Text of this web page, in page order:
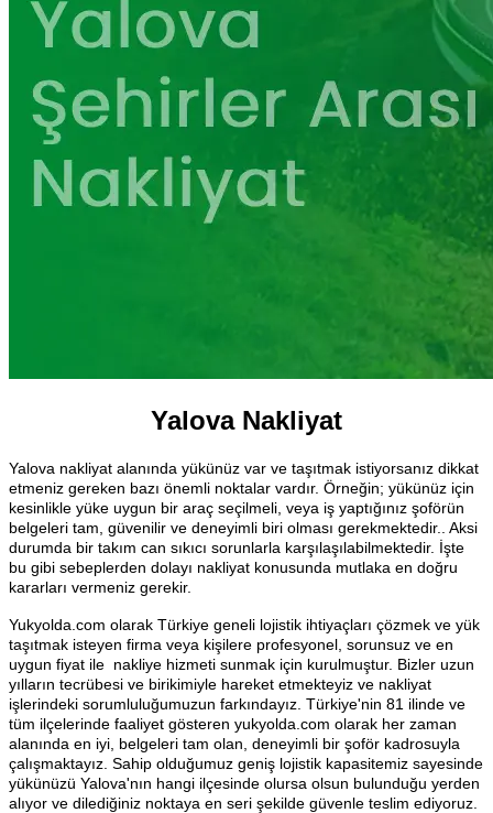
Yalova Nakliyat
Yalova nakliyat alanında yükünüz var ve taşıtmak istiyorsanız dikkat
etmeniz gereken bazı önemli noktalar vardır. Örneğin; yükünüz için
kesinlikle yüke uygun bir araç seçilmeli, veya iş yaptığınız şoförün
belgeleri tam, güvenilir ve deneyimli biri olması gerekmektedir.. Aksi
durumda bir takım can sıkıcı sorunlarla karşılaşılabilmektedir. İşte
bu gibi sebeplerden dolayı nakliyat konusunda mutlaka en doğru
kararları vermeniz gerekir.
Yukyolda.com olarak Türkiye geneli lojistik ihtiyaçları çözmek ve yük
taşıtmak isteyen firma veya kişilere profesyonel, sorunsuz ve en
uygun fiyat ile nakliye hizmeti sunmak için kurulmuştur. Bizler uzun
yılların tecrübesi ve birikimiyle hareket etmekteyiz ve nakliyat
işlerindeki sorumluluğumuzun farkındayız. Türkiye'nin 81 ilinde ve
tüm ilçelerinde faaliyet gösteren yukyolda.com olarak her zaman
alanında en iyi, belgeleri tam olan, deneyimli bir şoför kadrosuyla
çalışmaktayız. Sahip olduğumuz geniş lojistik kapasitemiz sayesinde
yükünüzü Yalova'nın hangi ilçesinde olursa olsun bulunduğu yerden
alıyor ve dilediğiniz noktaya en seri şekilde güvenle teslim ediyoruz.